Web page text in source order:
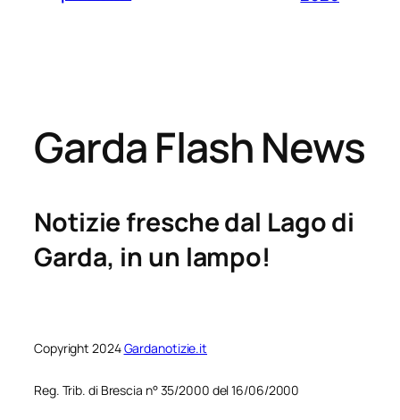
Garda Flash News
Notizie fresche dal Lago di
Garda, in un lampo!
Copyright 2024Gardanotizie.it
Reg. Trib. di Brescia n° 35/2000 del 16/06/2000